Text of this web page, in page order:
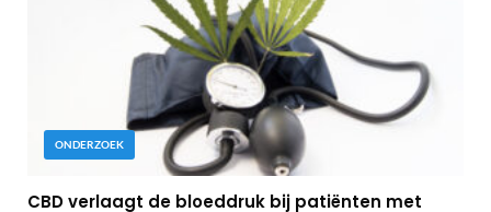
ONDERZOEK
CBD verlaagt de bloeddruk bij patiënten met